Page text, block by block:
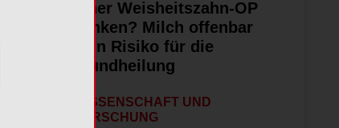
einer Weisheitszahn-OP
trinken? Milch offenbar
kein Risiko für die
Wundheilung
WISSENSCHAFT UND
FORSCHUNG